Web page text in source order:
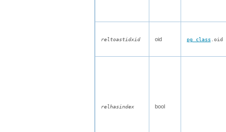
reltoastidxid oid pg_class .oid
relhasindex bool